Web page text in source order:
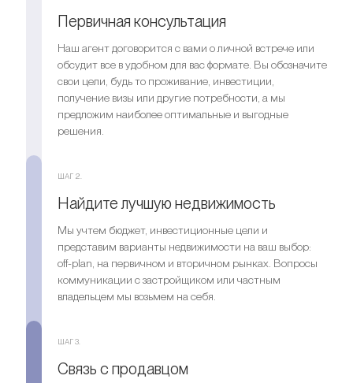
Первичная консультация
Наш агент договорится с вами о личной встрече или
обсудит все в удобном для вас формате. Вы обозначите
свои цели, будь то проживание, инвестиции,
получение визы или другие потребности, а мы
предложим наиболее оптимальные и выгодные
решения.
ШАГ 2.
Найдите лучшую недвижимость
Мы учтем бюджет, инвестиционные цели и
представим варианты недвижимости на ваш выбор:
off-plan, на первичном и вторичном рынках. Вопросы
коммуникации с застройщиком или частным
владельцем мы возьмем на себя.
ШАГ 3.
Связь с продавцом